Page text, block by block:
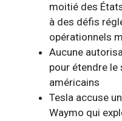
moitié des
à des défis
opérationnels
Aucune
pour étendre le
américains
Tesla accuse
Waymo qui